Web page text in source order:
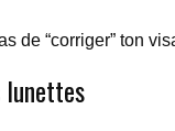
de “corriger” ton
lunettes